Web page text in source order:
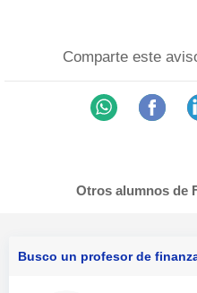
Comparte este
Otros alumnos de
Busco un profesor de